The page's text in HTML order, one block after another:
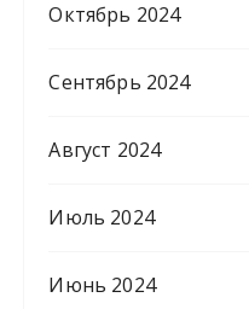
Октябрь 2024
Сентябрь 2024
Август 2024
Июль 2024
Июнь 2024